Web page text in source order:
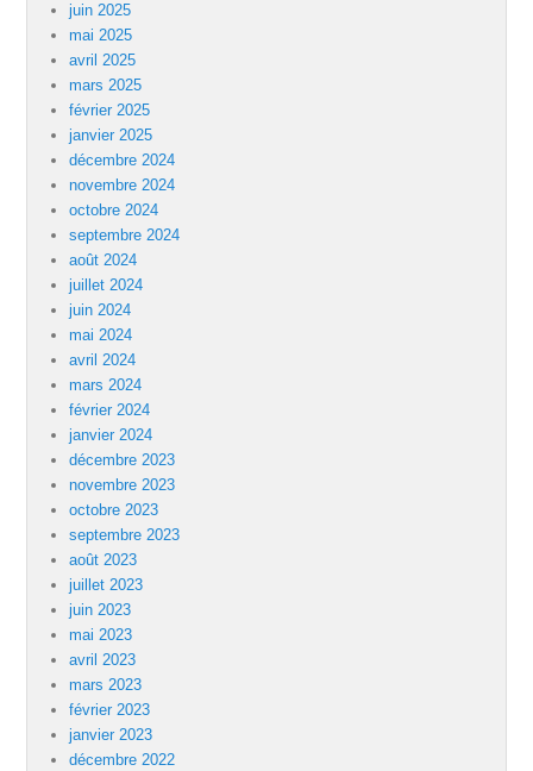
juin 2025
mai 2025
avril 2025
mars 2025
février 2025
janvier 2025
décembre 2024
novembre 2024
octobre 2024
septembre 2024
août 2024
juillet 2024
juin 2024
mai 2024
avril 2024
mars 2024
février 2024
janvier 2024
décembre 2023
novembre 2023
octobre 2023
septembre 2023
août 2023
juillet 2023
juin 2023
mai 2023
avril 2023
mars 2023
février 2023
janvier 2023
décembre 2022